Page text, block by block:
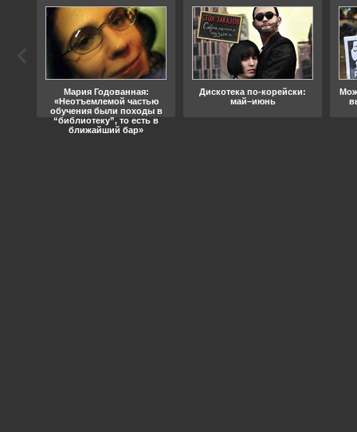
Мария Годованная:
«Неотъемлемой частью
обучения были походы в
“библиотеку”, то есть в
ближайший бар»
Дискотека по-корейски:
май–июнь